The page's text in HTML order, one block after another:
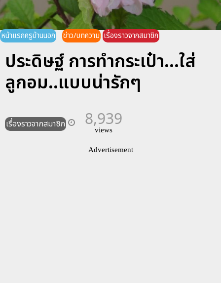
หน้าแรกครูบ้านนอก ข่าว/บทความ เรื่องราวจากสมาชิก
ประดิษฐ์ การทำกระเป๋า...ใส่
ลูกอม..แบบน่ารักๆ
เรื่องราวจากสมาชิก 8,939
views
Advertisement